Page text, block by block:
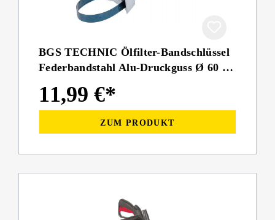
BGS TECHNIC Ölfilter-Bandschlüssel
Federbandstahl Alu-Druckguss Ø 60 -
11,99 €*
ZUM PRODUKT